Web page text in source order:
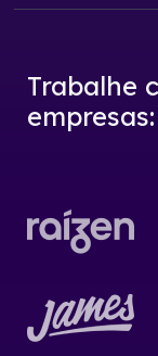
Trabalhe
empresas: